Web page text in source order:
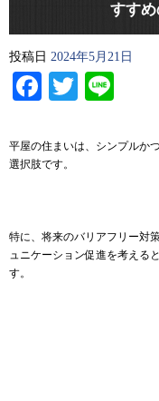
すすめ
投稿日 2024年5月21日
Facebook
Twitter
平屋の住まいは、シンプルか
選択肢です。
特に、将来のバリアフリー対
ュニケーション促進を考える
す。